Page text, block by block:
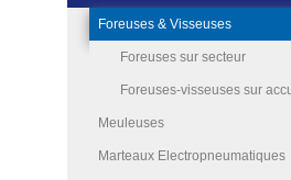
Foreuses & Visseuses
Foreuses sur secteur
Foreuses-visseuses sur
Meuleuses
Marteaux Electropneumatiques